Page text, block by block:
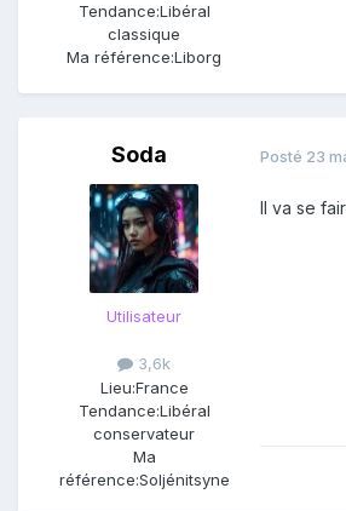
Tendance:Libéral
classique
Ma référence:Liborg
Soda
Utilisateur
3,6k
Lieu:France
Tendance:Libéral
conservateur
Ma
référence:Soljénitsyne
Posté 23
Il va se